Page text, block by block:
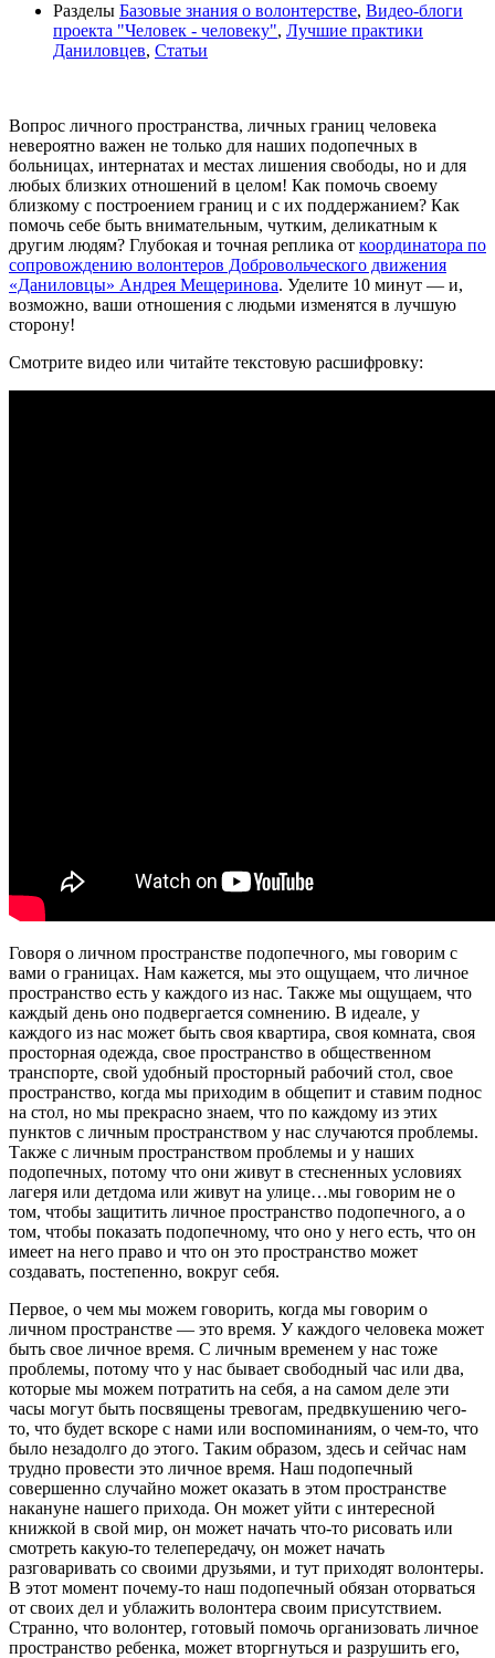
Разделы Базовые знания о волонтерстве, Видео-блоги
проекта "Человек - человеку", Лучшие практики
Даниловцев, Статьи
Вопрос личного пространства, личных границ человека
невероятно важен не только для наших подопечных в
больницах, интернатах и местах лишения свободы, но и для
любых близких отношений в целом! Как помочь своему
близкому с построением границ и с их поддержанием? Как
помочь себе быть внимательным, чутким, деликатным к
другим людям? Глубокая и точная реплика от координатора по
сопровождению волонтеров Добровольческого движения
«Даниловцы» Андрея Мещеринова. Уделите 10 минут — и,
возможно, ваши отношения с людьми изменятся в лучшую
сторону!
Смотрите видео или читайте текстовую расшифровку:
Говоря о личном пространстве подопечного, мы говорим с
вами о границах. Нам кажется, мы это ощущаем, что личное
пространство есть у каждого из нас. Также мы ощущаем, что
каждый день оно подвергается сомнению. В идеале, у
каждого из нас может быть своя квартира, своя комната, своя
просторная одежда, свое пространство в общественном
транспорте, свой удобный просторный рабочий стол, свое
пространство, когда мы приходим в общепит и ставим поднос
на стол, но мы прекрасно знаем, что по каждому из этих
пунктов с личным пространством у нас случаются проблемы.
Также с личным пространством проблемы и у наших
подопечных, потому что они живут в стесненных условиях
лагеря или детдома или живут на улице…мы говорим не о
том, чтобы защитить личное пространство подопечного, а о
том, чтобы показать подопечному, что оно у него есть, что он
имеет на него право и что он это пространство может
создавать, постепенно, вокруг себя.
Первое, о чем мы можем говорить, когда мы говорим о
личном пространстве — это время. У каждого человека может
быть свое личное время. С личным временем у нас тоже
проблемы, потому что у нас бывает свободный час или два,
которые мы можем потратить на себя, а на самом деле эти
часы могут быть посвящены тревогам, предвкушению чего-
то, что будет вскоре с нами или воспоминаниям, о чем-то, что
было незадолго до этого. Таким образом, здесь и сейчас нам
трудно провести это личное время. Наш подопечный
совершенно случайно может оказать в этом пространстве
накануне нашего прихода. Он может уйти с интересной
книжкой в свой мир, он может начать что-то рисовать или
смотреть какую-то телепередачу, он может начать
разговаривать со своими друзьями, и тут приходят волонтеры.
В этот момент почему-то наш подопечный обязан оторваться
от своих дел и ублажить волонтера своим присутствием.
Странно, что волонтер, готовый помочь организовать личное
пространство ребенка, может вторгнуться и разрушить его,